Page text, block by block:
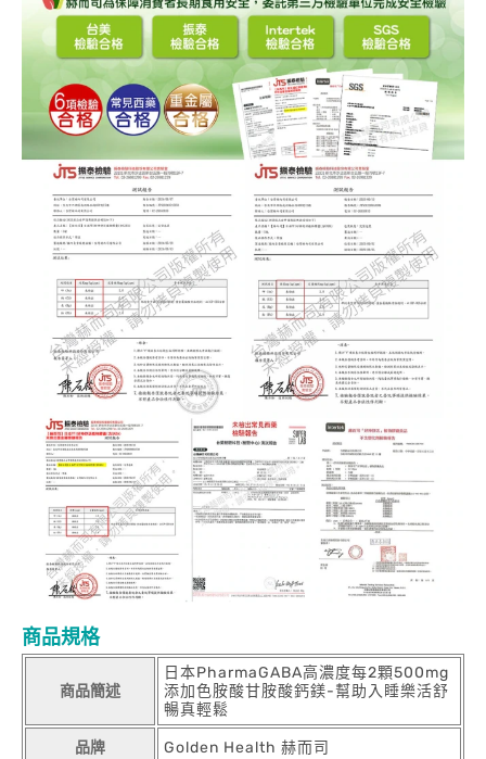
商品規格
商品簡述
日本PharmaGABA高濃度每2顆500mg
添加色胺酸甘胺酸鈣鎂-幫助入睡樂活舒
暢真輕鬆
品牌 Golden Health 赫而司